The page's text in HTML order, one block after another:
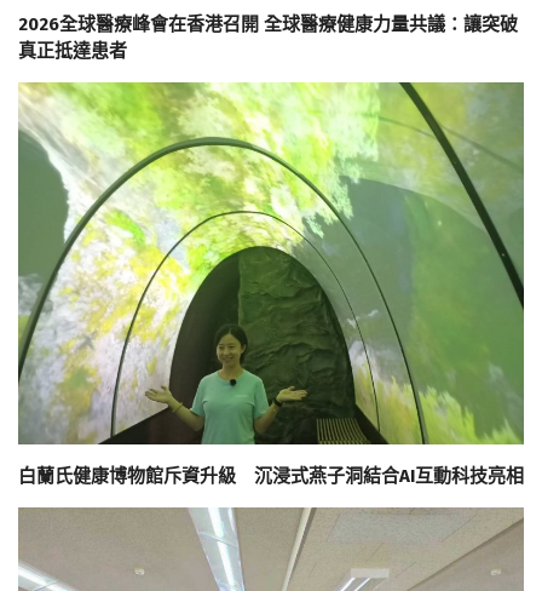
2026全球醫療峰會在香港召開 全球醫療健康力量共議：讓突破
真正抵達患者
白蘭氏健康博物館斥資升級 沉浸式燕子洞結合AI互動科技亮相